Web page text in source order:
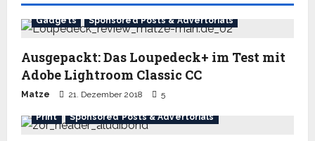
Gadgets Sponsored Posts & Advertorials
Ausgepackt: Das Loupedeck+ im Test mit
Adobe Lightroom Classic CC
Matze 21. Dezember 2018 5
Print Sponsored Posts & Advertorials